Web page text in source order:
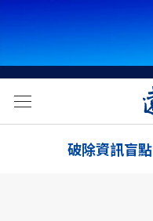
破除資訊盲點